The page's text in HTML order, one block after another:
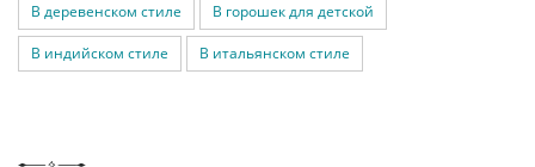
В деревенском стиле В горошек для детской
В индийском стиле В итальянском стиле